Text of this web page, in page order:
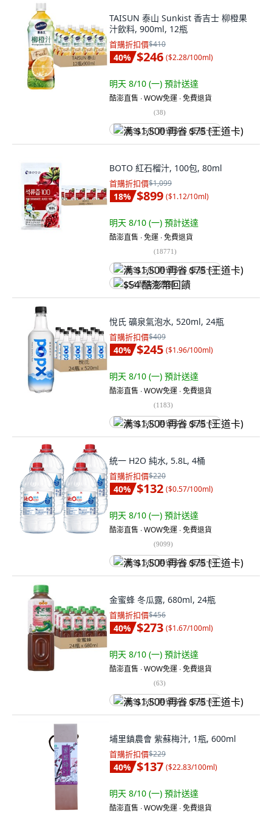
TAISUN 泰山 Sunkist 香吉士 柳橙果
汁飲料, 900ml, 12瓶
首購折扣價$410
40% $246 ($2.28/100ml)
明天 8/10 (一) 預計送達
酷澎直售 ∙ WOW免運 ∙ 免費退貨
(38)
满 $1,500 再省 $75 (王道卡)
BOTO 紅石榴汁, 100包, 80ml
首購折扣價$1,099
18% $899 ($1.12/10ml)
明天 8/10 (一) 預計送達
酷澎直售 ∙ 免運 ∙ 免費退貨
(18771)
满 $1,500 再省 $75 (王道卡)
$54 酷澎幣回饋
悅氏 礦泉氣泡水, 520ml, 24瓶
首購折扣價$409
40% $245 ($1.96/100ml)
明天 8/10 (一) 預計送達
酷澎直售 ∙ WOW免運 ∙ 免費退貨
(1183)
满 $1,500 再省 $75 (王道卡)
統一 H2O 純水, 5.8L, 4桶
首購折扣價$220
40% $132 ($0.57/100ml)
明天 8/10 (一) 預計送達
酷澎直售 ∙ WOW免運 ∙ 免費退貨
(9099)
满 $1,500 再省 $75 (王道卡)
金蜜蜂 冬瓜露, 680ml, 24瓶
首購折扣價$456
40% $273 ($1.67/100ml)
明天 8/10 (一) 預計送達
酷澎直售 ∙ WOW免運 ∙ 免費退貨
(63)
满 $1,500 再省 $75 (王道卡)
埔里鎮農會 紫蘇梅汁, 1瓶, 600ml
首購折扣價$229
40% $137 ($22.83/100ml)
明天 8/10 (一) 預計送達
酷澎直售 ∙ WOW免運 ∙ 免費退貨